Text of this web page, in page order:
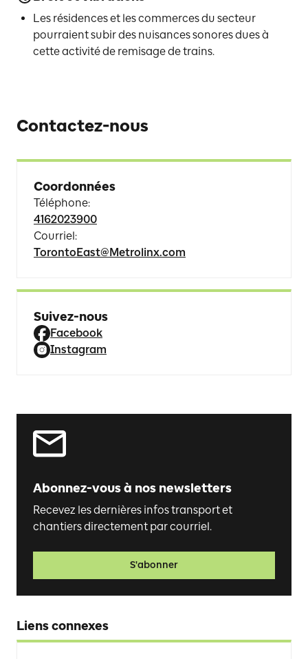
Les résidences et les commerces du secteur
pourraient subir des nuisances sonores dues à
cette activité de remisage de trains.
Contactez-nous
Coordonnées
Téléphone:
4162023900
Courriel:
TorontoEast@Metrolinx.com
Suivez-nous
Facebook
Instagram
Abonnez-vous à nos newsletters
Recevez les dernières infos transport et
chantiers directement par courriel.
S'abonner
Liens connexes